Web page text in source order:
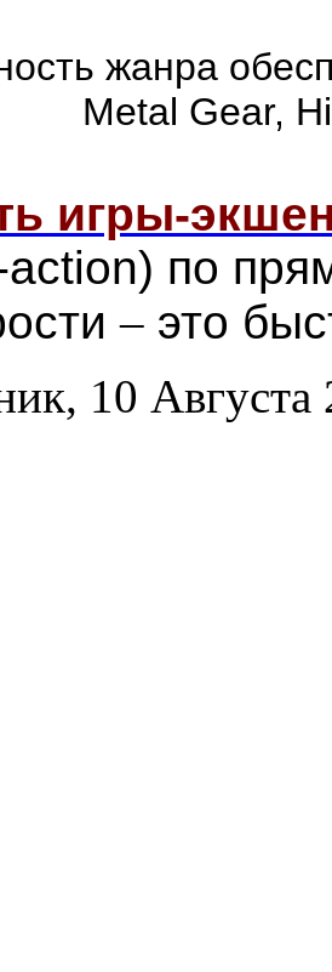
жанра
Metal Gear,
игры-
action) по
– это
10 Августа